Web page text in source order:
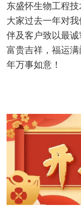
东盛怀生物工程
大家过去一年对
伴及客户致以最诚
富贵吉祥，福运
年万事如意！